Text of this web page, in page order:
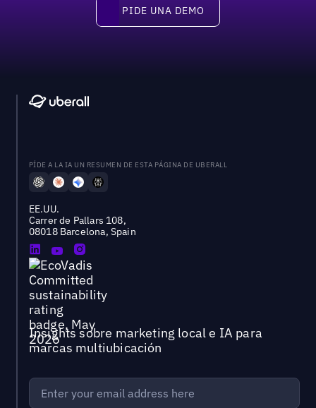
Pide una demo
PIDE UNA DEMO
PÍDE A LA IA UN RESUMEN DE ESTA PÁGINA DE UBERALL
EE.UU.
Carrer de Pallars 108,
08018 Barcelona, Spain
Insights sobre marketing local e IA para
marcas multiubicación